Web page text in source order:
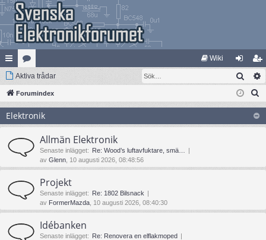
na
bb
lä
nk
ar
at
eg
ori
er
Wiki
og
ga
li
m
ed
le
Aktiva trådar Sök
Forumindex
Elektronik
Allmän Elektronik
Senaste inlägget: Re: Wood’s luftavfuktare, smä…
av Glenn , 10 augusti 2026, 08:48:56
Projekt
Senaste inlägget: Re: 1802 Bilsnack
av FormerMazda , 10 augusti 2026, 08:40:30
Idébanken
Senaste inlägget: Re: Renovera en elflakmoped